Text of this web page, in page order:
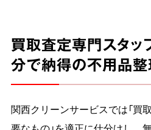
買取査定専門スタッ
分で納得の不用品
関西クリーンサービスでは「買